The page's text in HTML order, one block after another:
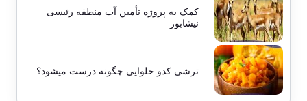
کمک به پروژه تأمین آب منطقه رئیسی
نیشابور
ترشی کدو حلوایی چگونه درست میشود؟